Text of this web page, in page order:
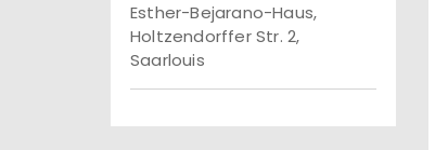
Esther-Bejarano-Haus,
Holtzendorffer Str. 2,
Saarlouis